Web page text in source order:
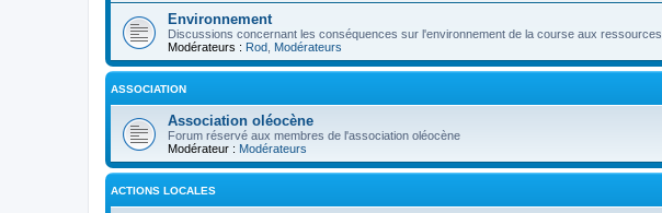
Environnement
Discussions concernant les conséquences sur l'environnement de la course aux ressources.
Modérateurs : Rod Modérateurs
ASSOCIATION
Association oléocène
Forum réservé aux membres de l'association oléocène
Modérateur : Modérateurs
ACTIONS LOCALES